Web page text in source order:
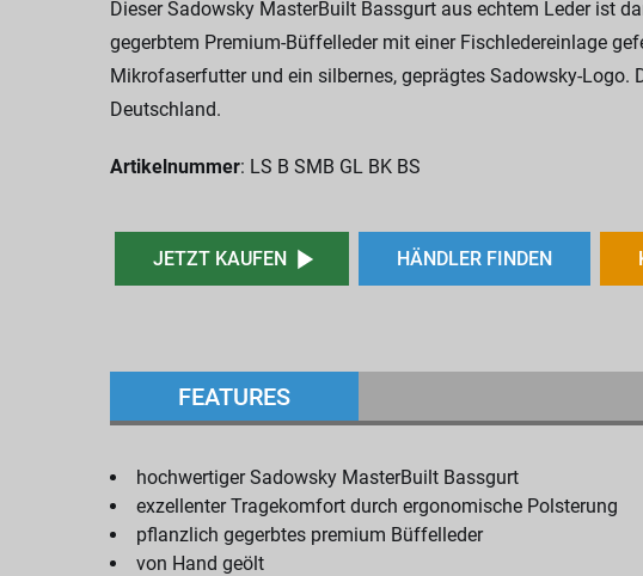
Dieser Sadowsky MasterBuilt Bassgurt aus echtem Leder ist
gegerbtem Premium-Büffelleder mit einer Fischledereinlage
Mikrofaserfutter und ein silbernes, geprägtes Sadowsky-
Deutschland.
Artikelnummer: LS B SMB GL BK BS
JETZT KAUFEN HÄNDLER FINDEN
FEATURES
hochwertiger Sadowsky MasterBuilt Bassgurt
exzellenter Tragekomfort durch ergonomische Polsterung
pflanzlich gegerbtes premium Büffelleder
von Hand geölt